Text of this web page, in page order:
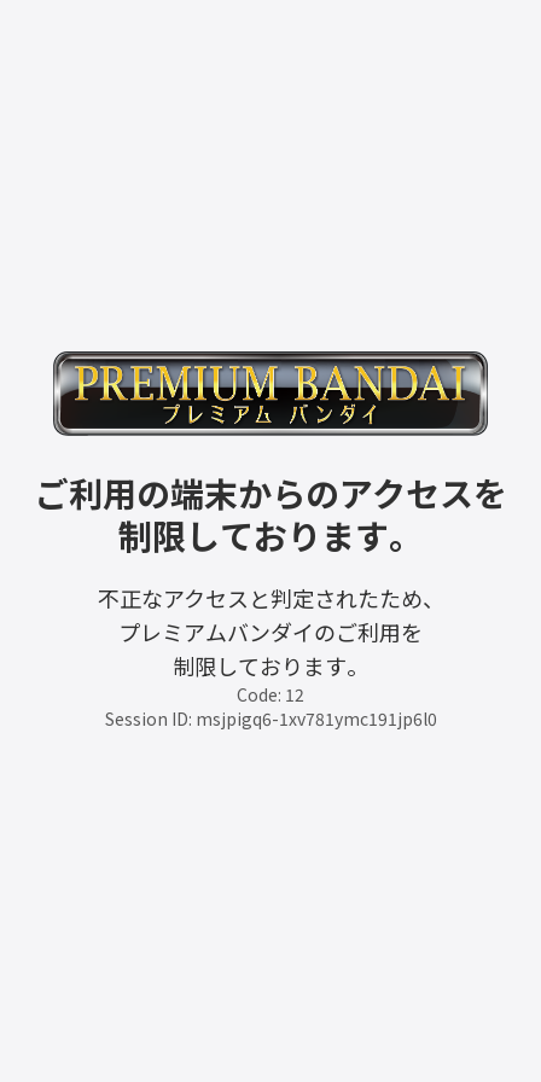
ご利用の端末からのアクセスを
制限しております。
不正なアクセスと判定されたため、
プレミアムバンダイのご利用を
制限しております。
Code: 12
Session ID: msjpigq6-1xv781ymc191jp6l0